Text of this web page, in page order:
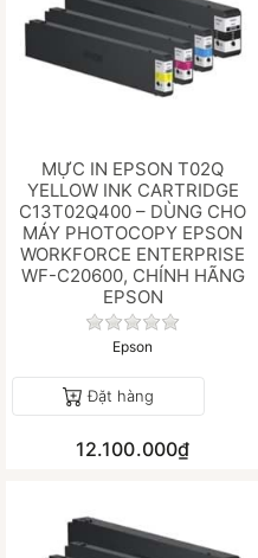
MỰC IN EPSON T02Q
YELLOW INK CARTRIDGE
C13T02Q400 – DÙNG CHO
MÁY PHOTOCOPY EPSON
WORKFORCE ENTERPRISE
WF-C20600, CHÍNH HÃNG
EPSON
Chưa có đánh
Epson
Đặt hàng
12.100.000₫